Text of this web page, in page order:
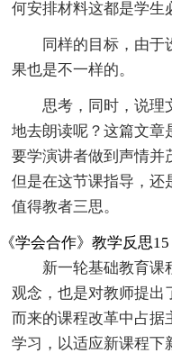
何安排材料这都是学生
同样的目标，由于
果也是不一样的。
思考，同时，说理
地去朗读呢？这篇文章
要学演讲者做到声情并
但是在这节课指导，还
值得教者三思。
《学会合作》教学反思15
新一轮基础教育课
观念，也是对教师提出
而来的课程改革中占据
学习，以适应新课程下